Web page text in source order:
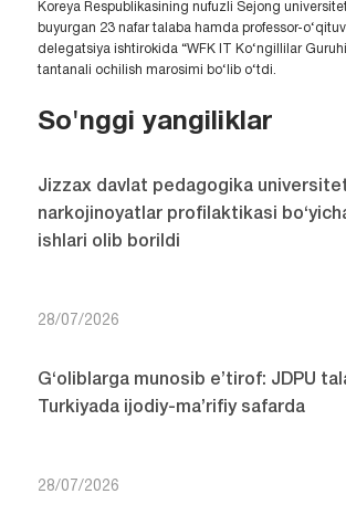
Koreya Respublikasining nufuzli Sejong
buyurgan 23 nafar talaba hamda professor-
delegatsiya ishtirokida “WFK IT Ko‘ngillilar
tantanali ochilish marosimi bo‘lib o‘tdi.
So'nggi yangiliklar
Jizzax davlat pedagogika
narkojinoyatlar profilaktikasi
ishlari olib borildi
28/07/2026
G‘oliblarga munosib e’tirof: JDPU
Turkiyada ijodiy-ma’rifiy safarda
28/07/2026